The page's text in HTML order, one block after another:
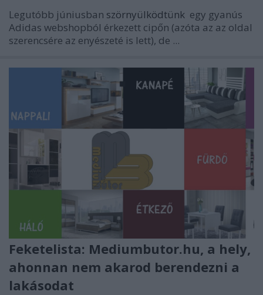
Legutóbb júniusban szörnyülködtünk egy gyanús
Adidas webshopból érkezett cipőn (azóta az az oldal
szerencsére az enyészeté is lett), de ...
Feketelista: Mediumbutor.hu, a hely,
ahonnan nem akarod berendezni a
lakásodat